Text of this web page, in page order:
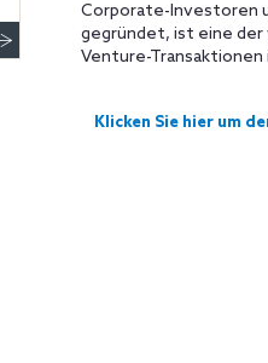
Corporate-Investoren
gegründet, ist eine
Venture-Transaktionen
Klicken Sie hier um